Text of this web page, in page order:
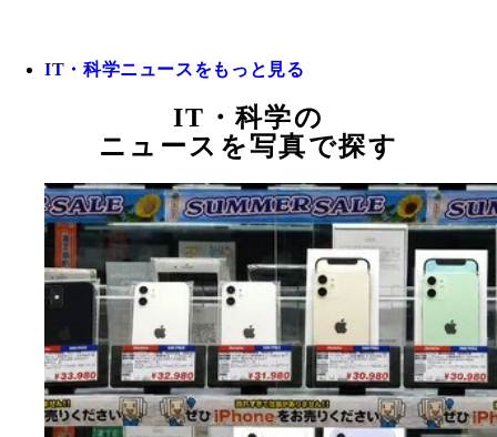
IT・科学ニュースをもっと見る
IT・科学の
ニュースを写真で探す